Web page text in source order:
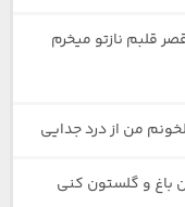
قلبم نازتو میخرم
من از درد جدایی
باغ و گلستون کنی